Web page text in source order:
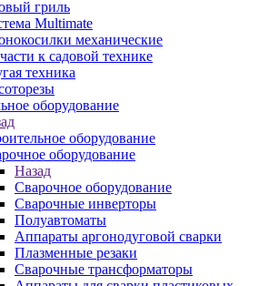
гриль
Multimate
механические
к садовой технике
техника
оборудование
оборудование
оборудование
Назад
Сварочное оборудование
Сварочные инверторы
Полуавтоматы
Аппараты аргонодуговой сварки
Плазменные резаки
Сварочные трансформаторы